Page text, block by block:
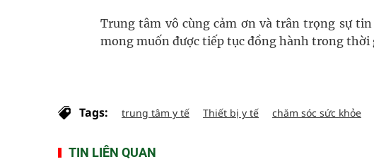
Trung tâm vô cùng cảm ơn và trân trọng sự
mong muốn được tiếp tục đồng hành trong thời
Tags: trung tâm y tế Thiết bị y tế chăm sóc sức khỏe
TIN LIÊN QUAN